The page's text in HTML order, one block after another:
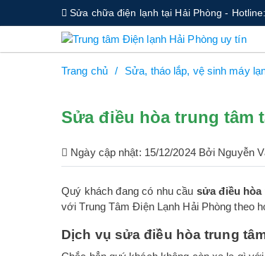
Sửa chữa điện lạnh tại Hải Phòng -
Trang chủ Sửa, tháo lắp, vệ sinh máy
Sửa điều hòa trung tâm
Ngày cập nhật: 15/12/2024 Bởi Nguyễn
Quý khách đang có nhu cầu sửa điều hòa
với Trung Tâm Điện Lạnh Hải Phòng theo
Dịch vụ sửa điều hòa trung